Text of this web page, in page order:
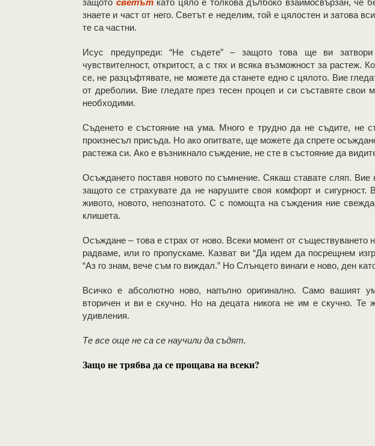
защото светът като цяло е толкова дълбоко взаимосвързан, че
знаете и част от него. Светът е неделим, той е цялостен и затова
те са частни.
Исус предупреди: “Не съдете” – защото това ще ви
чувствителност, откритост, а с тях и всяка възможност за растеж.
се, не разцъфтявате, не можете да станете едно с цялото. Вие
от дреболии. Вие гледате през тесен процеп и си съставяте свои
необходими.
Съденето е състояние на ума. Много е трудно да не съдите, не
произнесъл присъда. Но ако опитвате, ще можете да спрете
растежа си. Ако е възникнало съждение, не сте в състояние да
Осъждането поставя новото по съмнение. Сякаш ставате сляп. Вие
защото се страхувате да не нарушите своя комфорт и
живото, новото, непознатото. С с помощта на съждения ние
клишета.
Осъждане – това е страх от ново. Всеки момент от съществуването
радваме, или го пропускаме. Казват ви “Да идем да посрещнем
“Аз го знам, вече съм го виждал.” Но Слънцето винаги е ново, ден
Всичко е абсолютно ново, напълно оригинално. Само вашият
вторичен и ви е скучно. Но на децата никога не им е скучно. Те
удивления.
Те все още не са се научили да съдят.
Защо не трябва да се прощава на всеки?